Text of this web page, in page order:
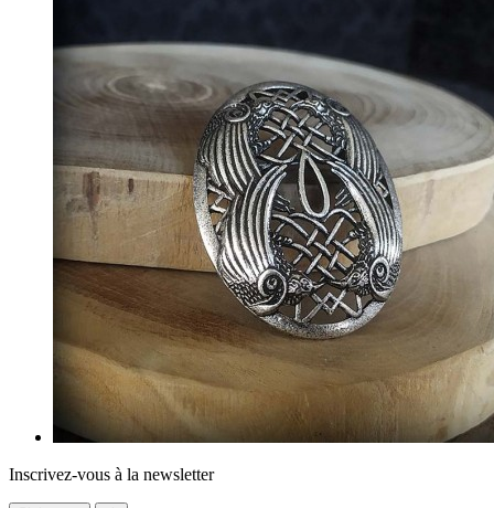
Inscrivez-vous à la newsletter